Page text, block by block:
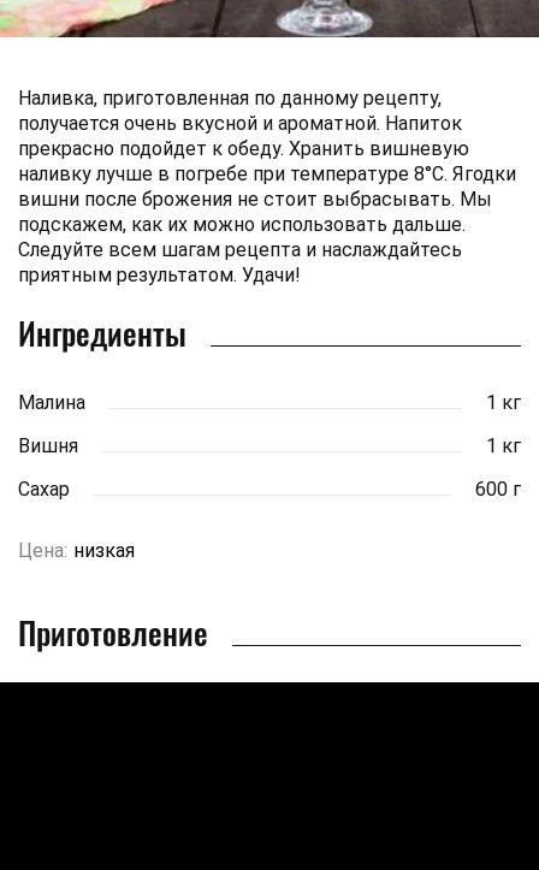
Наливка, приготовленная по данному рецепту,
получается очень вкусной и ароматной. Напиток
прекрасно подойдет к обеду. Хранить вишневую
наливку лучше в погребе при температуре 8°С. Ягодки
вишни после брожения не стоит выбрасывать. Мы
подскажем, как их можно использовать дальше.
Следуйте всем шагам рецепта и наслаждайтесь
приятным результатом. Удачи!
Ингредиенты
Малина
1 кг
Вишня
1 кг
Сахар
600 г
Цена: низкая
Приготовление